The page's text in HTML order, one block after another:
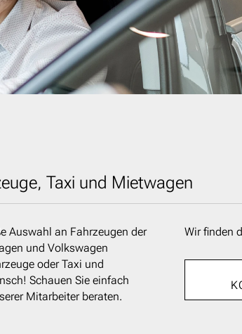
Taxi und Mietwagen
Auswahl an Fahrzeugen der
und Volkswagen
oder Taxi und
Schauen Sie einfach
Mitarbeiter beraten.
Wir finden